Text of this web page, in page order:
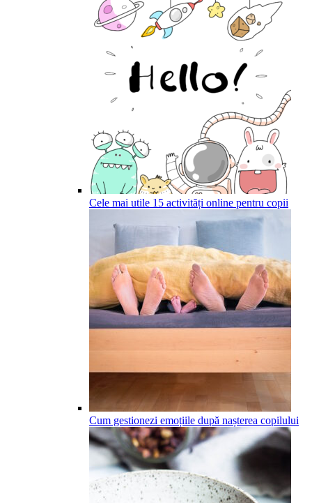
Cele mai utile 15 activități online pentru copii
Cum gestionezi emoțiile după nașterea copilului